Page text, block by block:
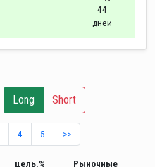
44
дней
Long Short
4 5 >>
цель.%
Рыночные